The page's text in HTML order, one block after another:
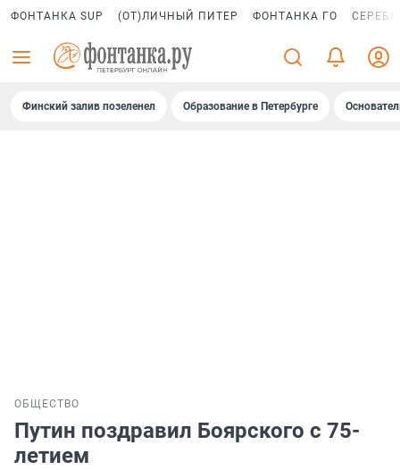
ФОНТАНКА SUP (ОТ)ЛИЧНЫЙ ПИТЕР ФОНТАНКА ГО
Финский залив позеленел Образование в Петербурге
ОБЩЕСТВО
Путин поздравил Боярского с 75-
летием